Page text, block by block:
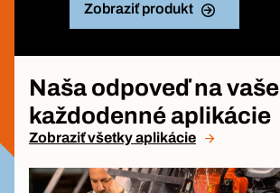
Zobraziť produkt
Naša odpoveď na vaše
každodenné aplikácie
Zobraziť všetky aplikácie